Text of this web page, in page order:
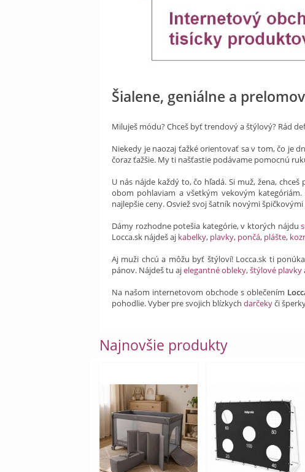
Šialene, geniálne a
Miluješ módu? Chceš byť trendový a štýlový? Rád
Niekedy je naozaj ťažké orientovať sa v tom, čo je
čoraz ťažšie. My ti našťastie podávame pomocnú
U nás nájde každý to, čo hľadá. Si muž, žena,
obom pohlaviam a všetkým vekovým
najlepšie ceny. Osviež svoj šatník novými
Dámy rozhodne potešia kategórie, v ktorých nájdu
Locca.sk nájdeš aj kabelky, plavky, pončá, plášte,
Aj muži chcú a môžu byť štýloví! Locca.sk ti ponúka
pánov. Nájdeš tu ajelegantné obleky,štýlové plavky
Na našom internetovom obchode s oblečením
pohodlie. Vyber pre svojich blízkych darčekyči
Najnovšie produkty